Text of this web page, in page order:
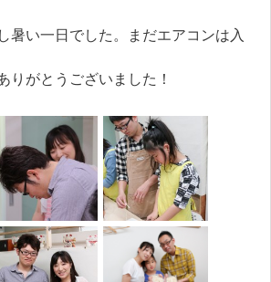
暑い一日でした。まだエアコンは入
りがとうございました！